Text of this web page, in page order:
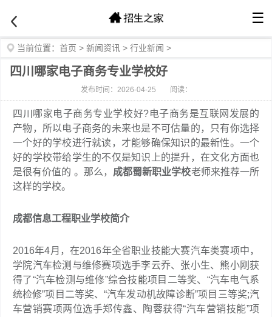
☰
当前位置： 首页 > 新闻资讯 > 行业新闻 >
四川哪家电子商务专业学校好
发布时间：2026-04-25 阅读：
四川哪家电子商务专业学校好?电子商务是互联网发展的
产物，所以电子商务的未来也是不可估量的，只有你选择
一个好的学校进行就读，才能够确保知识的最新性。一个
好的学校带给学生的不仅是知识上的提升，在文化方面也
是很有价值的 。那么， 成都蜀新职业学校老师来推荐一所
这样的学校。
成都信息工程职业学校简介
2016年4月，在2016年全省职业技能大赛汽车类赛项中，
学院汽车检测与维修赛项选手李云乔、张小生、熊小刚获
得了“汽车检测与维修”综合技能项目二等奖、“汽车电气系
统检修”项目二等奖、“汽车发动机故障诊断”项目三等奖;汽
车营销赛项两位选手郑传鑫、陶蓉获得“汽车营销技能”项